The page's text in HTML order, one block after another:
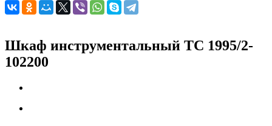
Шкаф инструментальный ТС 1995/2-
102200